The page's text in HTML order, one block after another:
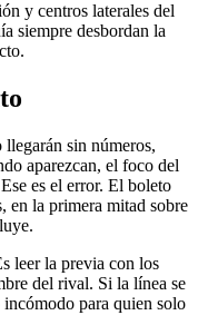
y centros laterales del
siempre desbordan la
llegarán sin números,
aparezcan, el foco del
es el error. El boleto
en la primera mitad sobre
leer la previa con los
del rival. Si la línea se
para quien solo